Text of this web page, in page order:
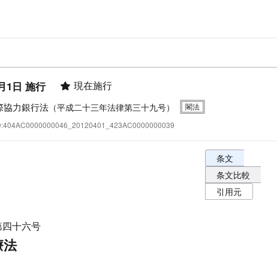
1日 施行 現在施行
協力銀行法 （平成二十三年法律第三十九号）
条文表示オプシ
条文
条文比較
引用元
十六号
法